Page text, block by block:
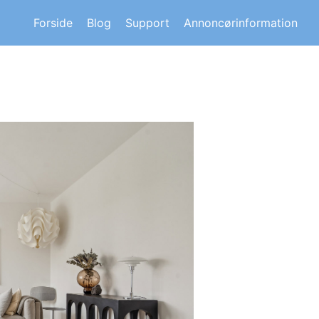
andre huskøberes oplevelser.
Forside Blog Support Annoncørinformation